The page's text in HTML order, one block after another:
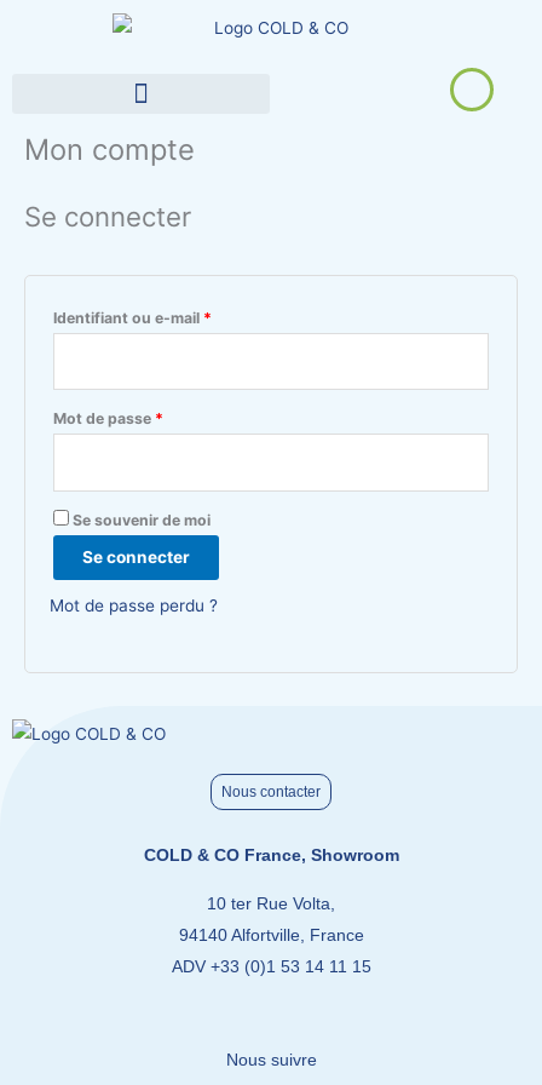
Mon compte
Se connecter
Identifiant ou e-mail *
Mot de passe *
Se souvenir de moi
Se connecter
Mot de passe perdu ?
Nous contacter
COLD & CO France, Showroom
10 ter Rue Volta,
94140 Alfortville, France
ADV +33 (0)1 53 14 11 15
Nous suivre